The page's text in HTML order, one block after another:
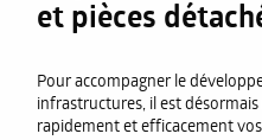
et pièces
Pour accompagner le
infrastructures, il est
rapidement et efficacement